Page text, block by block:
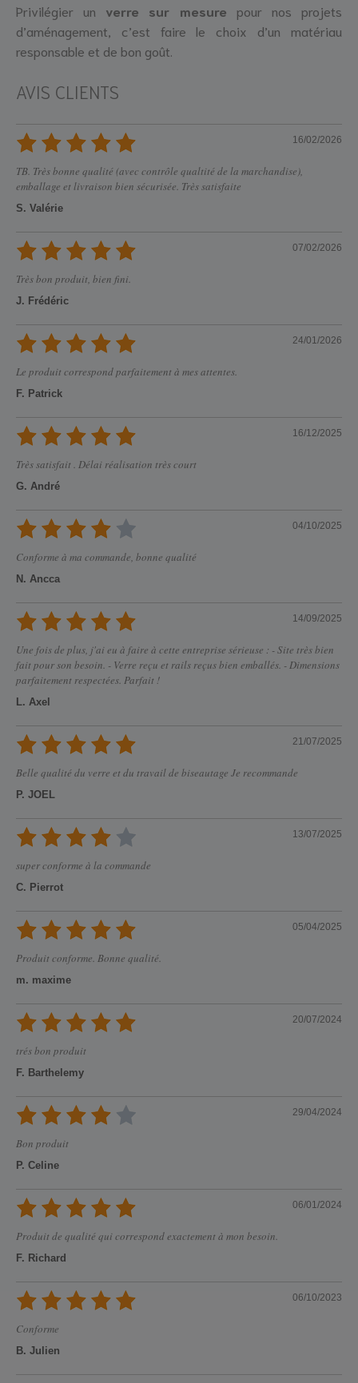
Privilégier un verre sur mesure pour nos projets
d’aménagement, c’est faire le choix d’un matériau
responsable et de bon goût.
AVIS CLIENTS
16/02/2026
TB. Très bonne qualité (avec contrôle qualtité de la marchandise),
emballage et livraison bien sécurisée. Très satisfaite
S. Valérie
07/02/2026
Très bon produit, bien fini.
J. Frédéric
24/01/2026
Le produit correspond parfaitement à mes attentes.
F. Patrick
16/12/2025
Très satisfait . Délai réalisation très court
G. André
04/10/2025
Conforme à ma commande, bonne qualité
N. Ancca
14/09/2025
Une fois de plus, j'ai eu à faire à cette entreprise sérieuse : - Site très bien
fait pour son besoin. - Verre reçu et rails reçus bien emballés. - Dimensions
parfaitement respectées. Parfait !
L. Axel
21/07/2025
Belle qualité du verre et du travail de biseautage Je recommande
P. JOEL
13/07/2025
super conforme à la commande
C. Pierrot
05/04/2025
Produit conforme. Bonne qualité.
m. maxime
20/07/2024
trés bon produit
F. Barthelemy
29/04/2024
Bon produit
P. Celine
06/01/2024
Produit de qualité qui correspond exactement à mon besoin.
F. Richard
06/10/2023
Conforme
B. Julien